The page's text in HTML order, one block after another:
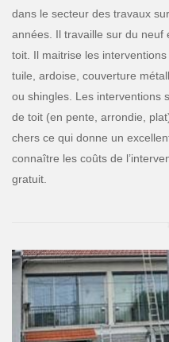
dans le secteur des travaux
années. Il travaille sur du neuf
toit. Il maitrise les
tuile, ardoise, couverture
ou shingles. Les interventions
de toit (en pente, arrondie,
chers ce qui donne un
connaître les coûts de
gratuit.